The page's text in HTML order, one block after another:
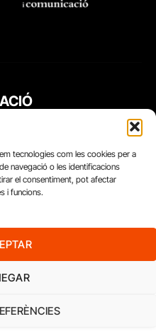
tecnologies com les cookies per a
navegació o les identificacions
el consentiment, pot afectar
i funcions.